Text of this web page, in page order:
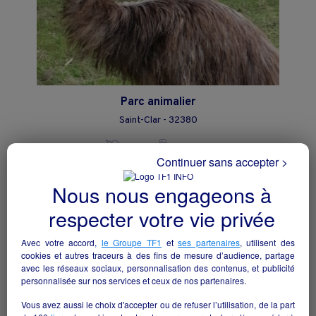
Parc animalier
Saint-Clar - 32380
Nous nous engageons à
respecter votre vie privée
Avec votre accord, le Groupe TF1 etses partenaires, utilisent des
cookies et autres traceurs à des fins de mesure d’audience, partage
avec les réseaux sociaux, personnalisation des contenus, et publicité
personnalisée sur nos services et ceux de nos partenaires.
Vous avez aussi le choix d'accepter ou de refuser l’utilisation, de la part
Continuer sans accepter >